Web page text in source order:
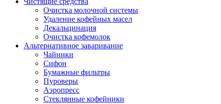
Очистка молочной системы
Удаление кофейных масел
Декальцинация
Очистка кофемолок
Альтернативное заваривание
Чайники
Сифон
Бумажные фильтры
Пуроверы
Аэропресс
Стеклянные кофейники